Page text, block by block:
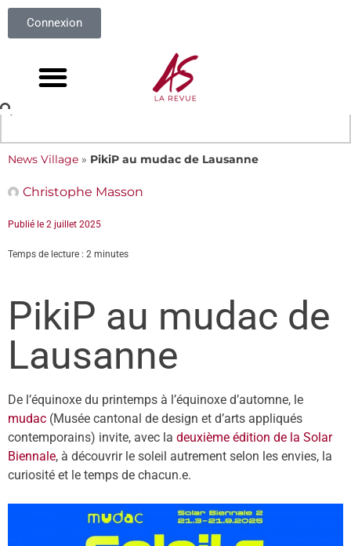
Connexion
News Village » PikiP au mudac de Lausanne
Christophe Masson
Publié le 2 juillet 2025
Temps de lecture : 2 minutes
PikiP au mudac de
Lausanne
De l’équinoxe du printemps à l’équinoxe d’automne, le
mudac (Musée cantonal de design et d’arts appliqués
contemporains) invite, avec la deuxième édition de la Solar
Biennale, à découvrir le soleil autrement selon les envies, la
curiosité et le temps de chacun.e.